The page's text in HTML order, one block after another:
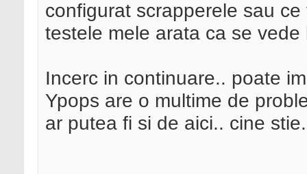
configurat scrapperele sau
testele mele arata ca se
Incerc in continuare.. poate
Ypops are o multime de
ar putea fi si de aici.. cine